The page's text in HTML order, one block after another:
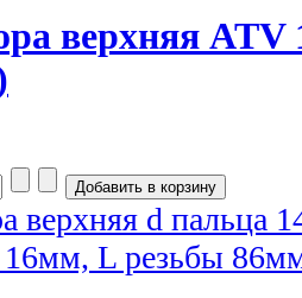
верхняя ATV